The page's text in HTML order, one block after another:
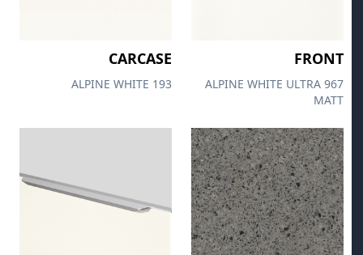
FRONT
967 ALPINE WHITE ULTRA
MATT
CARCASE
193 ALPINE WHITE